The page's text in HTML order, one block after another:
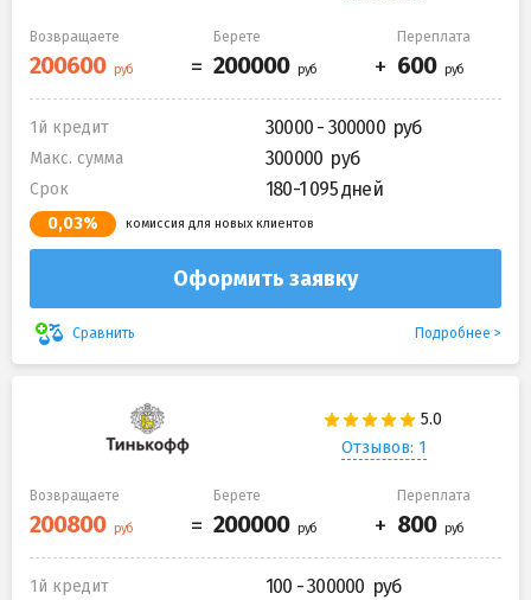
Возвращаете Берете Переплата
1й кредит 30000 - 300000
Макс. сумма 300000
Срок 180-1 095 дней
0,03% комиссия для новых клиентов
Оформить заявку
Сравнить Подробнее
Отзывов: 1
Возвращаете Берете Переплата
1й кредит 100 - 300000